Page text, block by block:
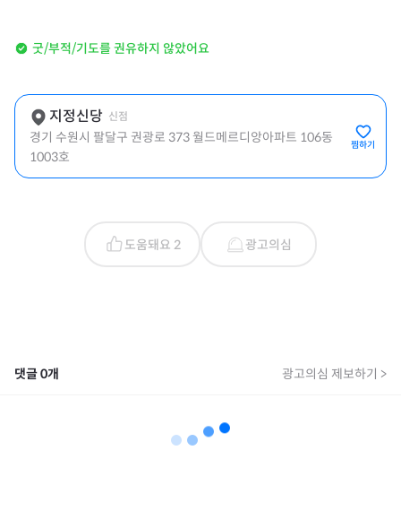
굿/부적/기도를 권유하지 않았어요
지정신당 신점
경기 수원시 팔달구 권광로 373 월드메르디앙아파트 106동
1003호
찜하기
도움돼요 2 광고의심
댓글0개 광고의심 제보하기 >